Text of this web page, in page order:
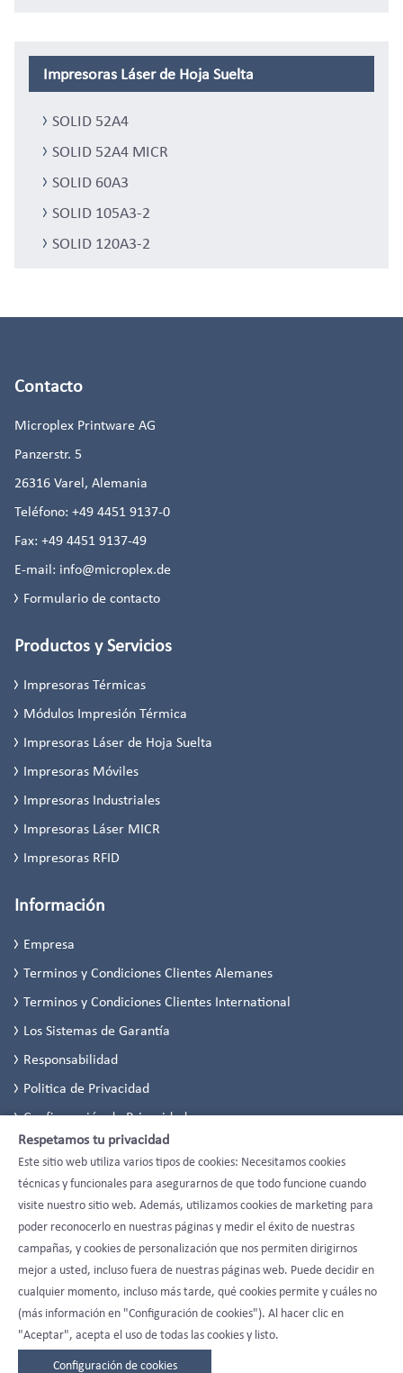
Impresoras Láser de Hoja Suelta
SOLID 52A4
SOLID 52A4 MICR
SOLID 60A3
SOLID 105A3-2
SOLID 120A3-2
Contacto
Microplex Printware AG
Panzerstr. 5
26316 Varel, Alemania
Teléfono: +49 4451 9137-0
Fax: +49 4451 9137-49
E-mail: info@microplex.de
Formulario de contacto
Productos y Servicios
Impresoras Térmicas
Módulos Impresión Térmica
Impresoras Láser de Hoja Suelta
Impresoras Móviles
Impresoras Industriales
Impresoras Láser MICR
Impresoras RFID
Información
Empresa
Terminos y Condiciones Clientes Alemanes
Terminos y Condiciones Clientes International
Los Sistemas de Garantía
Responsabilidad
Politica de Privacidad
Configuración de Privacidad
Respetamos tu privacidad
Este sitio web utiliza varios tipos de cookies: Necesitamos cookies
técnicas y funcionales para asegurarnos de que todo funcione cuando
visite nuestro sitio web. Además, utilizamos cookies de marketing para
poder reconocerlo en nuestras páginas y medir el éxito de nuestras
campañas, y cookies de personalización que nos permiten dirigirnos
mejor a usted, incluso fuera de nuestras páginas web. Puede decidir en
cualquier momento, incluso más tarde, qué cookies permite y cuáles no
(más información en "Configuración de cookies"). Al hacer clic en
"Aceptar", acepta el uso de todas las cookies y listo.
Configuración de cookies